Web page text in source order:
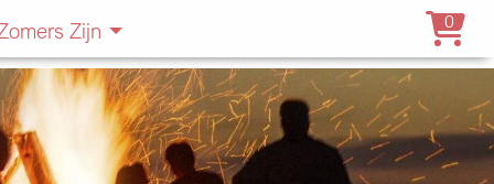
Zijn 0